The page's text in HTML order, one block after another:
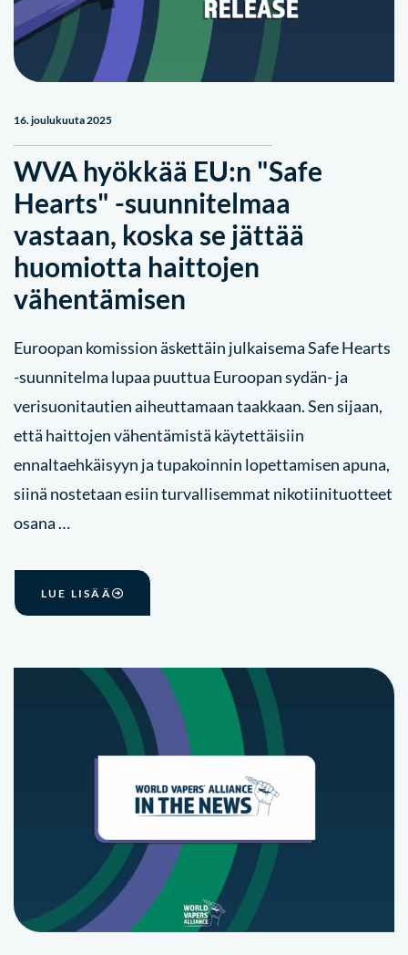
16. joulukuuta 2025
WVA hyökkää EU:n "Safe
Hearts" -suunnitelmaa
vastaan, koska se jättää
huomiotta haittojen
vähentämisen
Euroopan komission äskettäin julkaisema Safe Hearts
-suunnitelma lupaa puuttua Euroopan sydän- ja
verisuonitautien aiheuttamaan taakkaan. Sen sijaan,
että haittojen vähentämistä käytettäisiin
ennaltaehkäisyyn ja tupakoinnin lopettamisen apuna,
siinä nostetaan esiin turvallisemmat nikotiinituotteet
osana …
LUE LISÄÄ